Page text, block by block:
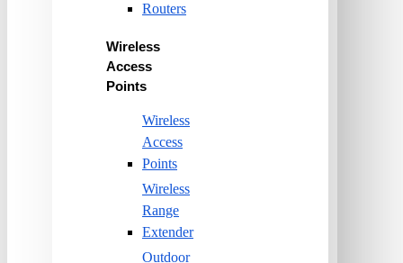
Routers
Wireless
Access
Points
Wireless
Access
Points
Wireless
Range
Extender
Outdoor